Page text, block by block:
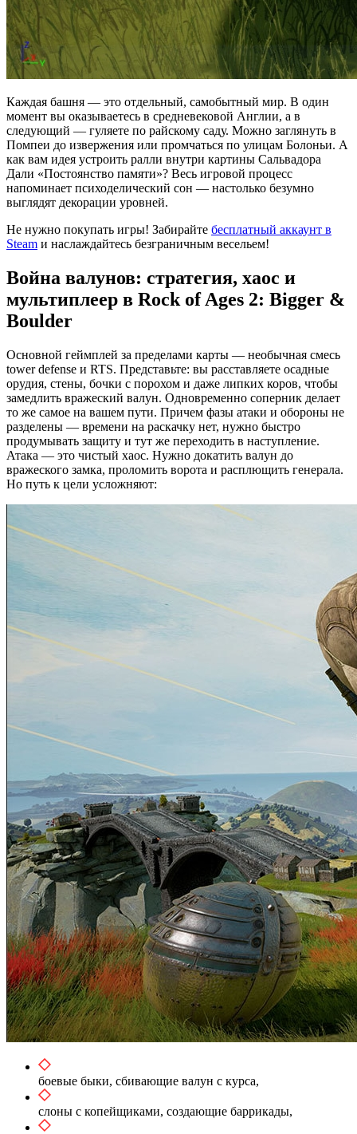
Каждая башня — это отдельный, самобытный мир. В один
момент вы оказываетесь в средневековой Англии, а в
следующий — гуляете по райскому саду. Можно заглянуть в
Помпеи до извержения или промчаться по улицам Болоньи. А
как вам идея устроить ралли внутри картины Сальвадора
Дали «Постоянство памяти»? Весь игровой процесс
напоминает психоделический сон — настолько безумно
выглядят декорации уровней.
Не нужно покупать игры! Забирайте бесплатный аккаунт в
Steam и наслаждайтесь безграничным весельем!
Война валунов: стратегия, хаос и
мультиплеер в Rock of Ages 2: Bigger &
Boulder
Основной геймплей за пределами карты — необычная смесь
tower defense и RTS. Представьте: вы расставляете осадные
орудия, стены, бочки с порохом и даже липких коров, чтобы
замедлить вражеский валун. Одновременно соперник делает
то же самое на вашем пути. Причем фазы атаки и обороны не
разделены — времени на раскачку нет, нужно быстро
продумывать защиту и тут же переходить в наступление.
Атака — это чистый хаос. Нужно докатить валун до
вражеского замка, проломить ворота и расплющить генерала.
Но путь к цели усложняют:
боевые быки, сбивающие валун с курса,
слоны с копейщиками, создающие баррикады,